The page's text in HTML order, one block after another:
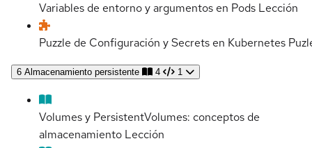
Variables de entorno y argumentos en Pods Lección
Puzzle de Configuración y Secrets en Kubernetes
6 Almacenamiento persistente 4 1
Volumes y PersistentVolumes: conceptos de
almacenamiento Lección